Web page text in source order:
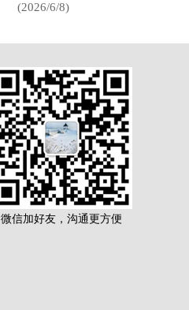
(2026/6/8)
微信加好友，沟通更方便